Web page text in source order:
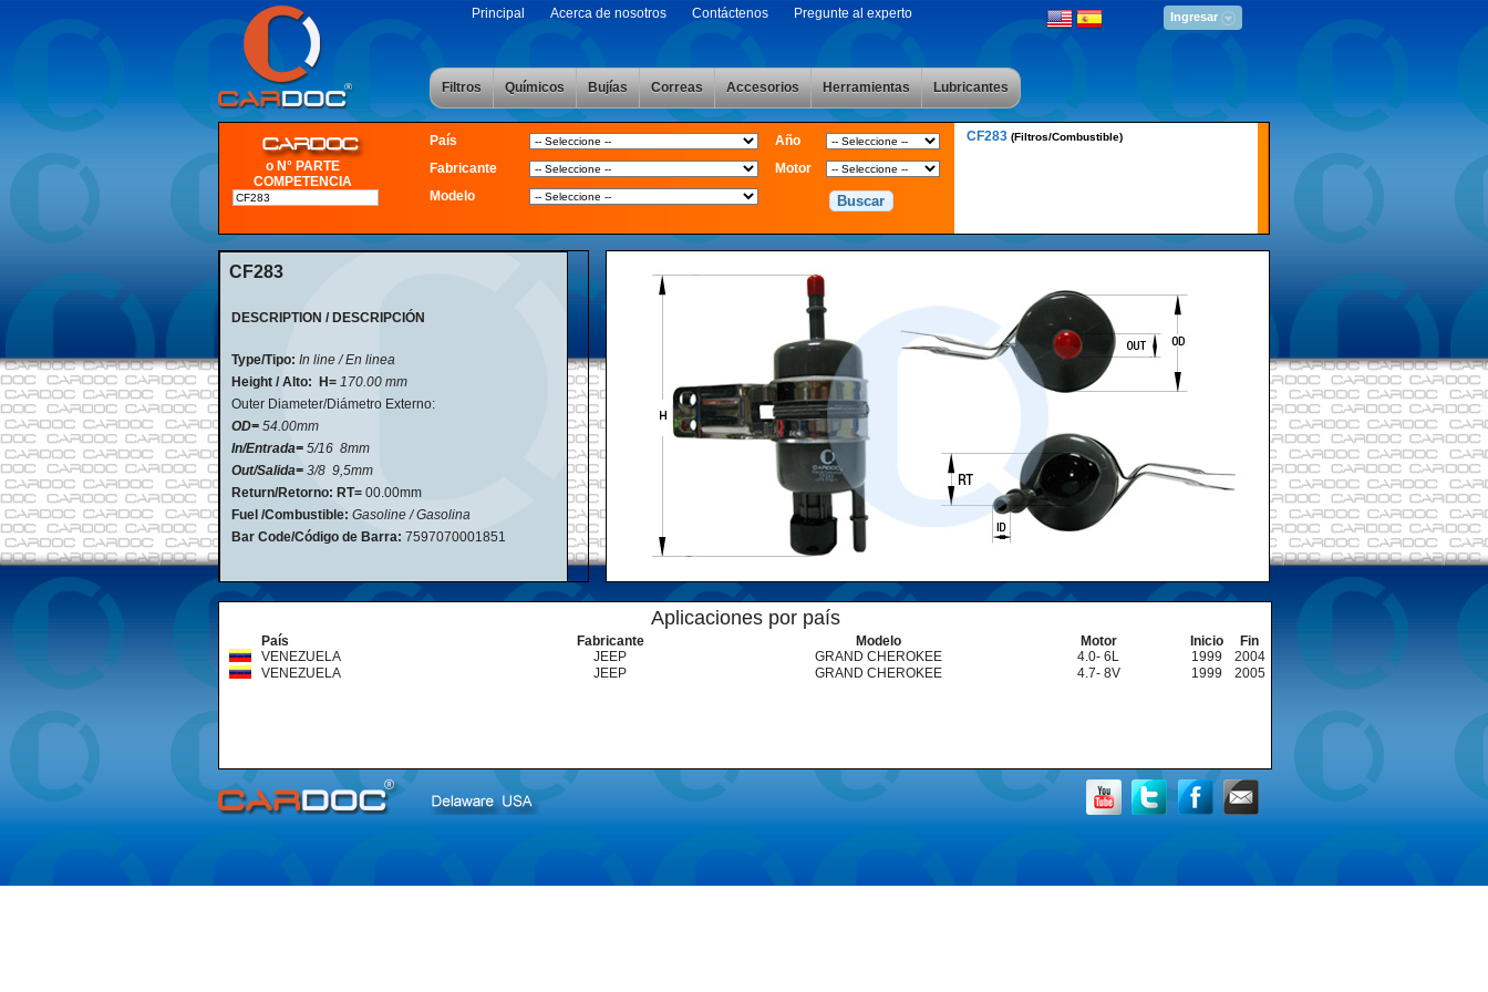
Principal Acerca de nosotros Contáctenos Pregunte al experto Ingresar
Filtros Químicos Bujías Correas Accesorios Herramientas Lubricantes
o N° PARTE
COMPETENCIA
País
Fabricante
Modelo
Año
Motor
CF283 (Filtros/Combustible)
CF283
DESCRIPTION / DESCRIPCIÓN
Type/Tipo: In line / En linea
Height / Alto:
H= 170.00 mm
Outer Diameter/Diámetro Externo:
OD= 54.00mm
In/Entrada= 5/16 8mm
Out/Salida= 3/8 9,5mm
Return/Retorno: RT= 00.00mm
Fuel /Combustible: Gasoline / Gasolina
Bar Code/Código de Barra: 7597070001851
Aplicaciones por país
País Fabricante Modelo Motor Inicio
Fin
VENEZUELA
JEEP GRAND CHEROKEE 4.0- 6L 1999
2004
VENEZUELA
JEEP GRAND CHEROKEE 4.7- 8V 1999 2005